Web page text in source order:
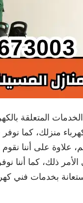
المتعلقة
منزلك، كما نوفر
علاوة على أننا
ذلك، كما أننا
بخدمات فني